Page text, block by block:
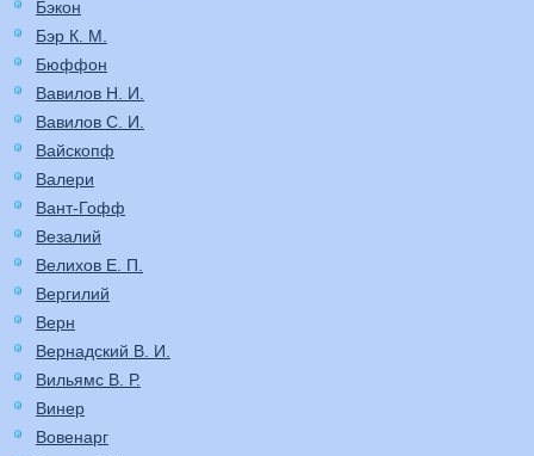
Бэкон
Бэр К. М.
Бюффон
Вавилов Н. И.
Вавилов С. И.
Вайскопф
Валери
Вант-Гофф
Везалий
Велихов Е. П.
Вергилий
Верн
Вернадский В. И.
Вильямс В. Р.
Винер
Вовенарг